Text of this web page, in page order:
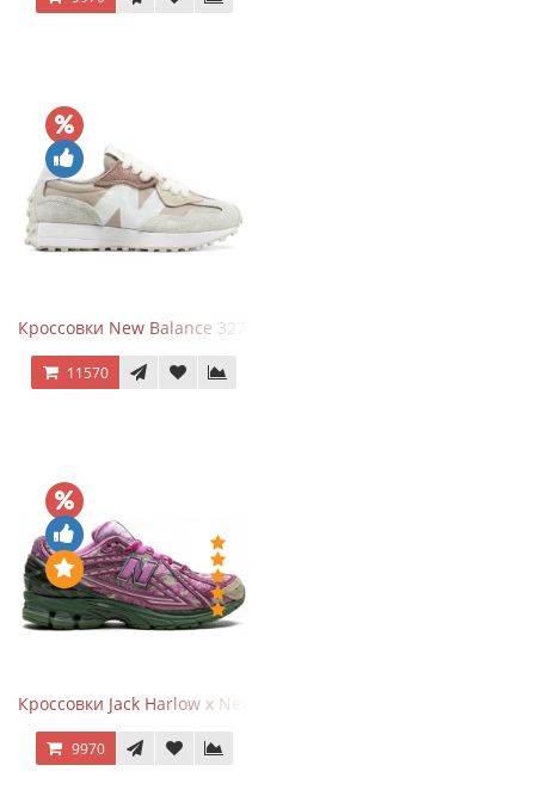
Кроссовки New Balance 327 Beige Pink
11570
Кроссовки Jack Harlow x New Balance 1906r Kentucky Derby
9970